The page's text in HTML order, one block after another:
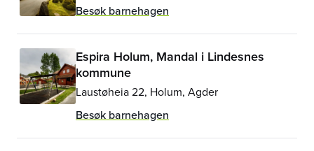
Besøk barnehagen
Espira Holum, Mandal i Lindesnes
kommune
Laustøheia 22, Holum, Agder
Besøk barnehagen